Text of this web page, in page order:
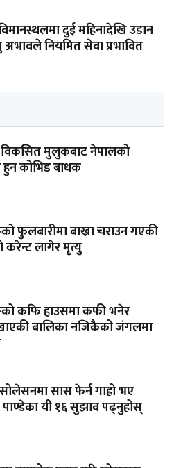
दुई महिनादेखि उडान
अभावले नियमित सेवा प्रभावित
मुलुकबाट नेपालको
हुन कोभिड बाधक
फुलबारीमा बाख्रा चराउन गएकी
करेन्ट लागेर मृत्यु
कफि हाउसमा कफी भनेर
बालिका नजिकैको जंगलमा
सास फेर्न गाह्रो भए
पाण्डेका यी १६ सुझाव पढ्नुहोस्